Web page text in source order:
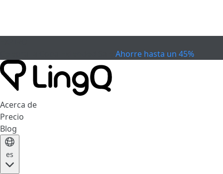
Ahorre hasta un 45%
Acerca de
Precio
Blog
es